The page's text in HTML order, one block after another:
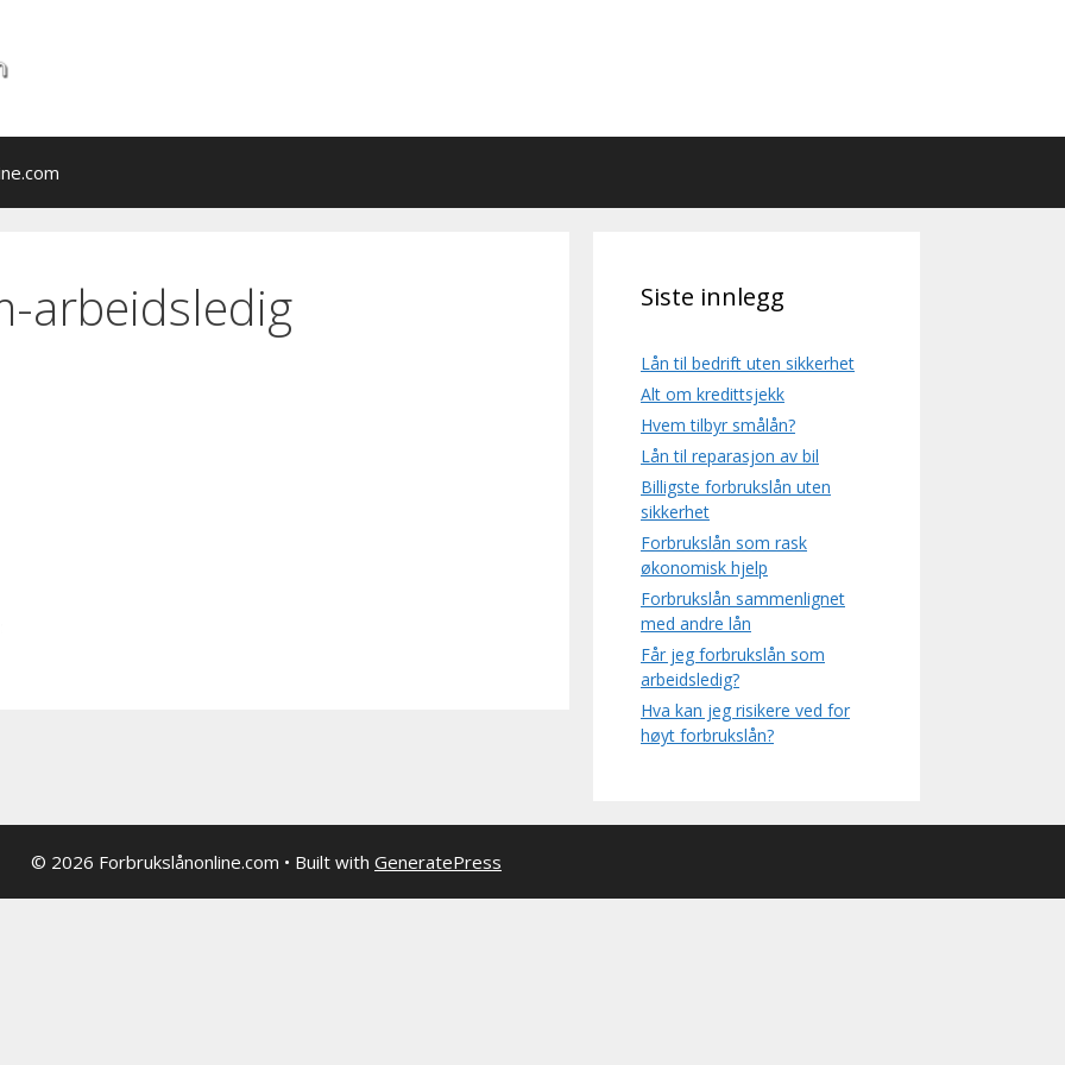
arbeidsledig Siste innlegg
Lån til bedrift uten sikkerhet
Alt om kredittsjekk
Hvem tilbyr smålån?
Lån til reparasjon av bil
Billigste forbrukslån uten
sikkerhet
Forbrukslån som rask
økonomisk hjelp
Forbrukslån sammenlignet
med andre lån
Får jeg forbrukslån som
arbeidsledig?
Hva kan jeg risikere ved for
høyt forbrukslån?
© 2026 Forbrukslånonline.com • Built with GeneratePress